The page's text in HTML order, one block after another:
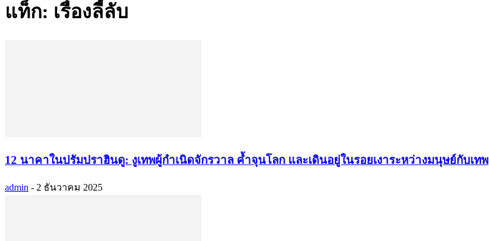
แท็ก: เรื่องลี้ลับ
12 นาคาในปรัมปราฮินดู: งูเทพผู้กำเนิดจักรวาล ค้ำจุนโลก และเดินอยู่ในรอยเงาระหว่างมนุษย์กับเทพ
admin - 2 ธันวาคม 2025